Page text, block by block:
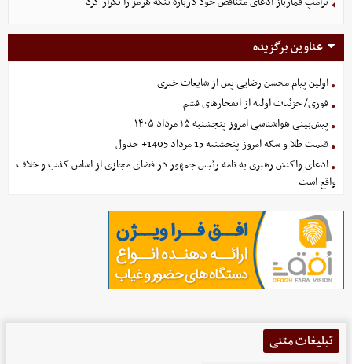
عناوین برگزیده
اولین پیام محسن رضایی پس از شایعات خبری
فوری/ جزئیات اولیه از انفجارهای قشم
پیش‌بینی هواشناسی امروز پنجشنبه ۱۵ مرداد ۱۴۰۵
قیمت طلا و سکه امروز پنجشنبه 15 مرداد 1405+ جدول
ادعای واکنش رهبری به نامه رئیس جمهور در فضای مجازی از اساس کذب و خلاف
واقع است
تبلیغات متنی